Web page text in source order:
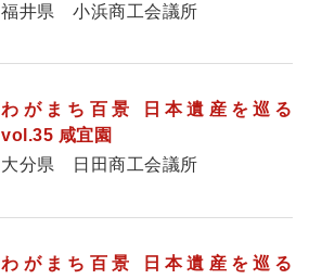
福井県 小浜商工会議所
わがまち百景 日本遺産を巡る
vol.35 咸宜園
大分県 日田商工会議所
わがまち百景 日本遺産を巡る